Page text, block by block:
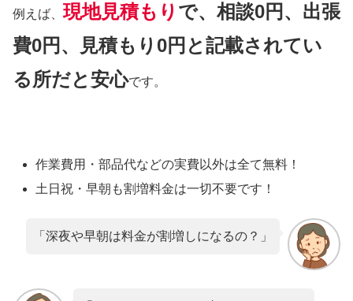
例えば、現地見積もり で、相談0円、出張
費0円、見積もり0円と記載されてい
る所だと安心です。
作業費用・部品代などの実費以外は全て無料！
土日祝・早朝も割増料金は一切不要です！
「深夜や早朝は料金が割増しになるの？」